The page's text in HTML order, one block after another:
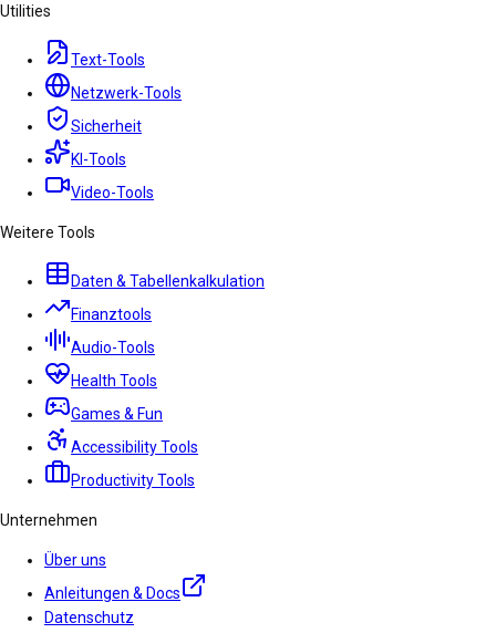
Utilities
Text-Tools
Netzwerk-Tools
Sicherheit
KI-Tools
Video-Tools
Weitere Tools
Daten & Tabellenkalkulation
Finanztools
Audio-Tools
Health Tools
Games & Fun
Accessibility Tools
Productivity Tools
Unternehmen
Über uns
Anleitungen & Docs
Datenschutz